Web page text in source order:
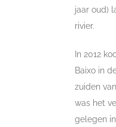
jaar oud)
rivier.
In 2012
Baixo in
zuiden
was het
gelegen